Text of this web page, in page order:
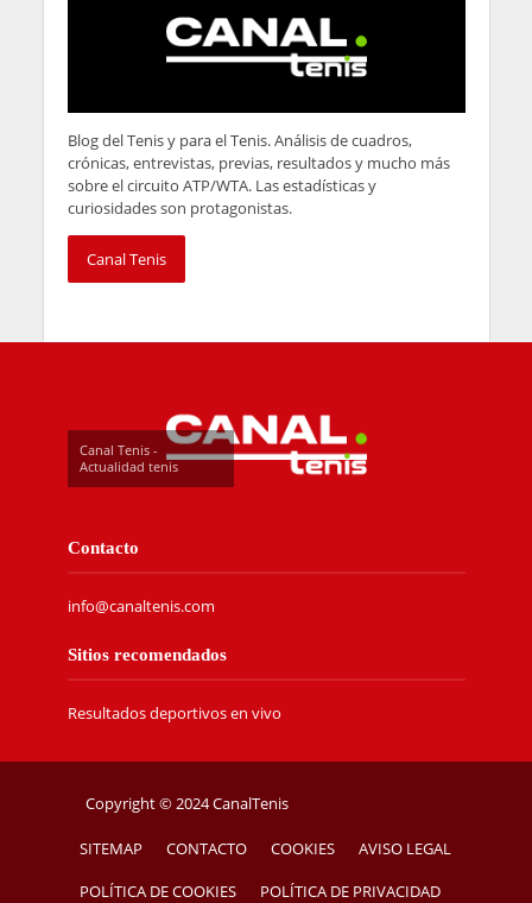
Blog del Tenis y para el Tenis. Análisis de cuadros,
crónicas, entrevistas, previas, resultados y mucho más
sobre el circuito ATP/WTA. Las estadísticas y
curiosidades son protagonistas.
Canal Tenis
Canal Tenis -
Actualidad tenis
Contacto
info@canaltenis.com
Sitios recomendados
Resultados deportivos en vivo
Copyright © 2024 CanalTenis
SITEMAP CONTACTO COOKIES AVISO LEGAL
POLÍTICA DE COOKIES POLÍTICA DE PRIVACIDAD